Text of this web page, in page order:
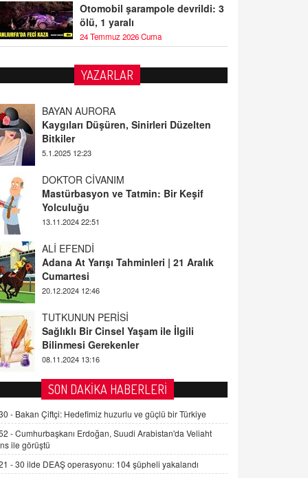
Otomobil şarampole devrildi: 3
ölü, 1 yaralı
24 Temmuz 2026 Cuma
YAZARLAR
BAYAN AURORA
Kaygıları Düşüren, Sinirleri Düzelten
Bitkiler
5.1.2025 12:23
DOKTOR CİVANIM
Mastürbasyon ve Tatmin: Bir Keşif
Yolculuğu
13.11.2024 22:51
ALİ EFENDİ
Adana At Yarışı Tahminleri | 21 Aralık
Cumartesi
20.12.2024 12:46
TUTKUNUN PERİSİ
Sağlıklı Bir Cinsel Yaşam ile İlgili
Bilinmesi Gerekenler
08.11.2024 13:16
FARUK ÖNALAN
Tezkere Onaylanmasaydı…
2 Kasım 2021 Salı 00:11
AV. DOĞAN CAN DOĞAN
Kişisel verilerin korunması ve dijital
SON DAKİKA HABERLERİ
- Bakan Çiftçi: Hedefimiz huzurlu ve güçlü bir Türkiye
-Cumhurbaşkanı Erdoğan, Suudi Arabistan'da Veliaht
ile görüştü
-30 ilde DEAŞ operasyonu: 104 şüpheli yakalandı